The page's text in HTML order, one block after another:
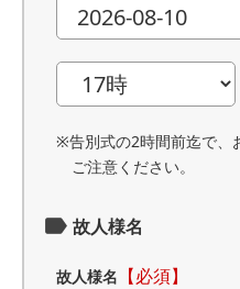
※告別式の2時間前迄で、
ご注意ください。
故人様名
故人様名 【必須】